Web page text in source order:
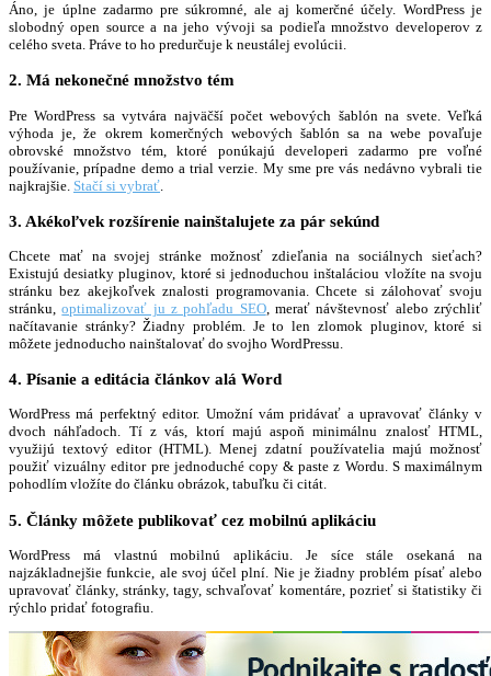
Áno, je úplne zadarmo pre súkromné, ale aj komerčné účely. WordPress je
slobodný open source a na jeho vývoji sa podieľa množstvo developerov z
celého sveta. Práve to ho predurčuje k neustálej evolúcii.
2. Má nekonečné množstvo tém
Pre WordPress sa vytvára najväčší počet webových šablón na svete. Veľká
výhoda je, že okrem komerčných webových šablón sa na webe povaľuje
obrovské množstvo tém, ktoré ponúkajú developeri zadarmo pre voľné
používanie, prípadne demo a trial verzie. My sme pre vás nedávno vybrali tie
najkrajšie. Stačí si vybrať
3. Akékoľvek rozšírenie nainštalujete za pár sekúnd
Chcete mať na svojej stránke možnosť zdieľania na sociálnych sieťach?
Existujú desiatky pluginov, ktoré si jednoduchou inštaláciou vložíte na svoju
stránku bez akejkoľvek znalosti programovania. Chcete si zálohovať svoju
stránku,optimalizovať ju z pohľadu SEO, merať návštevnosť alebo zrýchliť
načítavanie stránky? Žiadny problém. Je to len zlomok pluginov, ktoré si
môžete jednoducho nainštalovať do svojho WordPressu.
4. Písanie a editácia článkov alá Word
WordPress má perfektný editor. Umožní vám pridávať a upravovať články v
dvoch náhľadoch. Tí z vás, ktorí majú aspoň minimálnu znalosť HTML,
využijú textový editor (HTML). Menej zdatní používatelia majú možnosť
použiť vizuálny editor pre jednoduché copy & paste z Wordu. S maximálnym
pohodlím vložíte do článku obrázok, tabuľku či citát.
5. Články môžete publikovať cez mobilnú aplikáciu
WordPress má vlastnú mobilnú aplikáciu. Je síce stále osekaná na
najzákladnejšie funkcie, ale svoj účel plní. Nie je žiadny problém písať alebo
upravovať články, stránky, tagy, schvaľovať komentáre, pozrieť si štatistiky či
rýchlo pridať fotografiu.